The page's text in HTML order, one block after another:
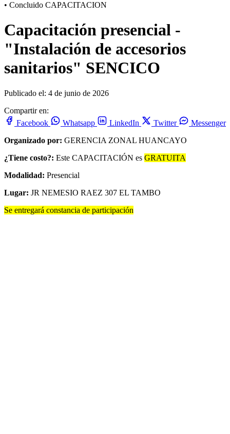
• Concluido CAPACITACION
Capacitación presencial -
"Instalación de accesorios
sanitarios" SENCICO
Publicado el: 4 de junio de 2026
Compartir en:
Facebook
Whatsapp LinkedIn Twitter
Messenger
Organizado por: GERENCIA ZONAL HUANCAYO
¿Tiene costo?: Este CAPACITACIÓN es GRATUITA
Modalidad: Presencial
Lugar: JR NEMESIO RAEZ 307 EL TAMBO
Se entregará constancia de participación